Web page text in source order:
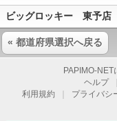
ビッグロッキー 東予店
« 都道府県選択へ戻る
PAPIMO-NET
ヘルプ
利用規約
プライバシ